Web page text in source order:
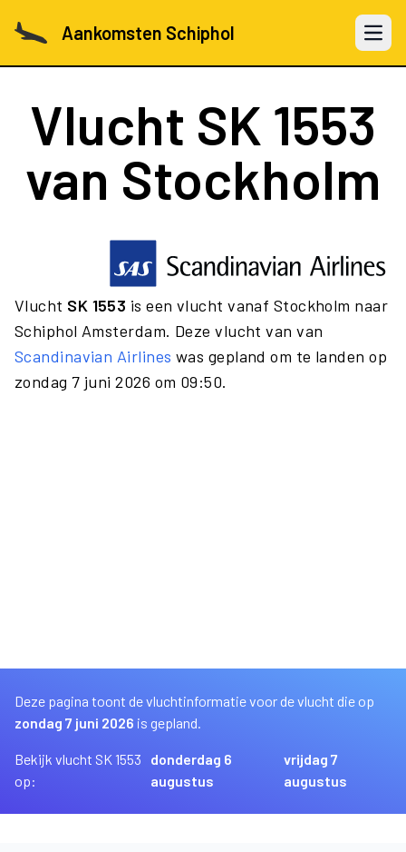
Aankomsten Schiphol Open
Vlucht SK 1553
van Stockholm
Vlucht SK 1553 is een vlucht vanaf Stockholm naar
Schiphol Amsterdam. Deze vlucht van van
Scandinavian Airlines was gepland om te landen op
zondag 7 juni 2026 om 09:50.
Deze pagina toont de vluchtinformatie voor de vlucht die op
zondag 7 juni 2026 is gepland.
Bekijk vlucht SK 1553
op:
donderdag 6
augustus
vrijdag 7
augustus